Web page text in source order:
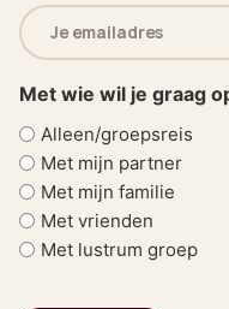
E-
mailadres
(Vereist)
Met wie wil je graag
Alleen/groepsreis
Met mijn partner
Met mijn familie
Met vrienden
Met lustrum groep